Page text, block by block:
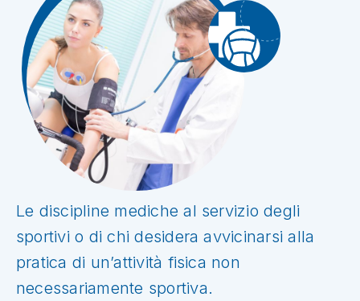
Le discipline mediche al servizio degli
sportivi o di chi desidera avvicinarsi alla
pratica di un’attività fisica non
necessariamente sportiva.